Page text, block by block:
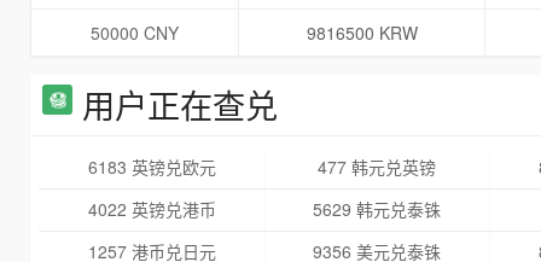
50000 CNY
9816500 KRW
用户正在查兑
6183 英镑兑欧元 477 韩元兑英镑
4022 英镑兑港币
5629 韩元兑泰铢
1257 港币兑日元
9356 美元兑泰铢